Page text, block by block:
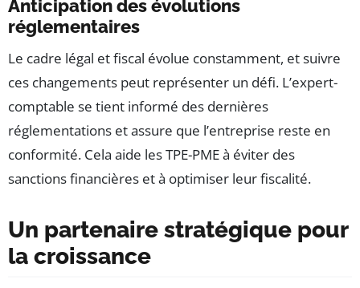
Anticipation des évolutions
réglementaires
Le cadre légal et fiscal évolue constamment, et suivre
ces changements peut représenter un défi. L’expert-
comptable se tient informé des dernières
réglementations et assure que l’entreprise reste en
conformité. Cela aide les TPE-PME à éviter des
sanctions financières et à optimiser leur fiscalité.
Un partenaire stratégique pour
la croissance